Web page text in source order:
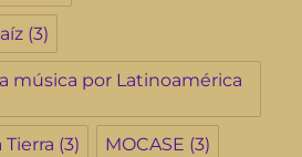
(3)
música por Latinoamérica
Tierra (3) MOCASE (3)